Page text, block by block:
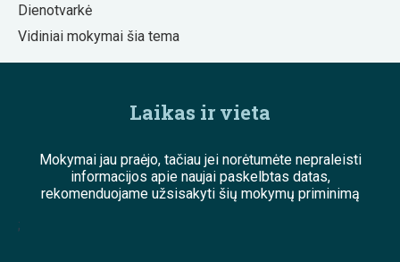
Dienotvarkė
Vidiniai mokymai šia tema
Laikas ir vieta
Mokymai jau praėjo, tačiau jei norėtumėte nepraleisti
informacijos apie naujai paskelbtas datas,
rekomenduojame užsisakyti šių mokymų priminimą
;